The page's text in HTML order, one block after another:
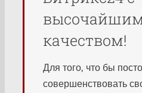
качеством!
Для того, что бы
совершенствовать